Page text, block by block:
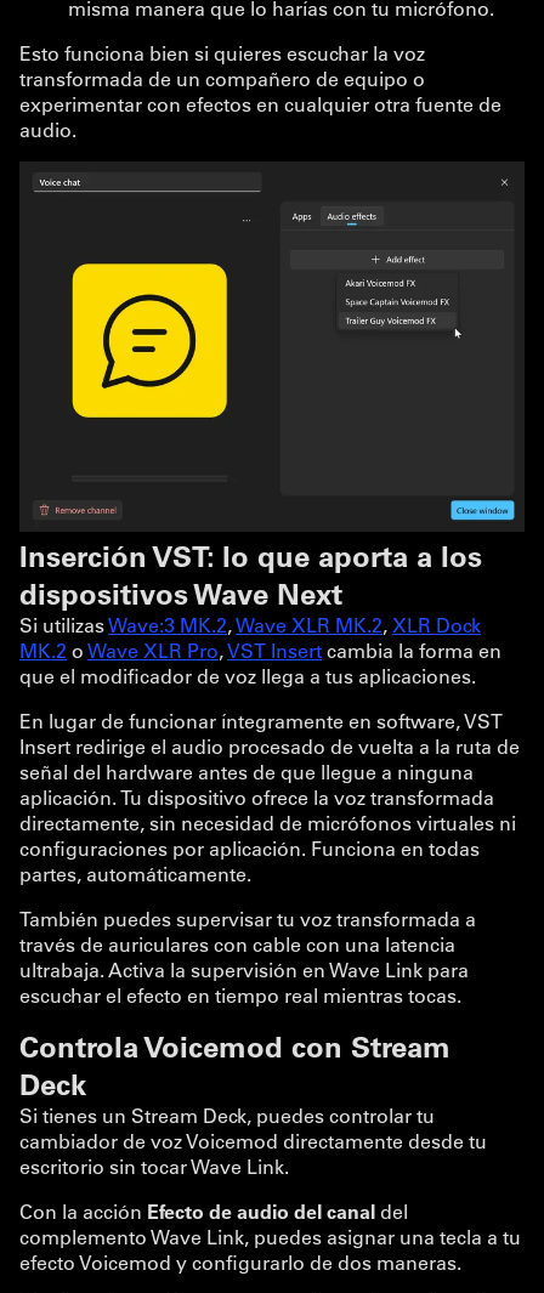
misma manera que lo harías con tu micrófono.
Esto funciona bien si quieres escuchar la voz
transformada de un compañero de equipo o
experimentar con efectos en cualquier otra fuente de
audio.
Inserción VST: lo que aporta a los
dispositivos Wave Next
Si utilizasWave:3 MK.2,Wave XLR MK.2,XLR Dock
MK.2 oWave XLR Pro,VST Insertcambia la forma en
que el modificador de voz llega a tus aplicaciones.
En lugar de funcionar íntegramente en software, VST
Insert redirige el audio procesado de vuelta a la ruta de
señal del hardware antes de que llegue a ninguna
aplicación. Tu dispositivo ofrece la voz transformada
directamente, sin necesidad de micrófonos virtuales ni
configuraciones por aplicación. Funciona en todas
partes, automáticamente.
También puedes supervisar tu voz transformada a
través de auriculares con cable con una latencia
ultrabaja. Activa la supervisión en Wave Link para
escuchar el efecto en tiempo real mientras tocas.
Controla Voicemod con Stream
Deck
Si tienes un Stream Deck, puedes controlar tu
cambiador de voz Voicemod directamente desde tu
escritorio sin tocar Wave Link.
Con la acción Efecto de audio del canal del
complemento Wave Link, puedes asignar una tecla a tu
efecto Voicemod y configurarlo de dos maneras.